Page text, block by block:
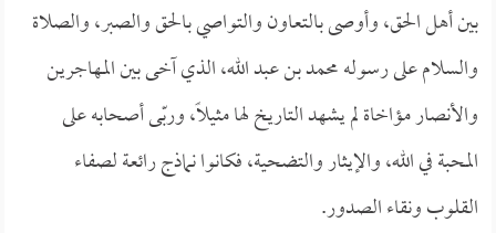
بين أهل الحق، وأوصى بالتعاون والتواصي بالحق والصبر، والصلاة
والسلام على رسوله محمد بن عبد الله، الذي آخى بين المهاجرين
والأنصار مؤاخاة لم يشهد التاريخ لها مثيلاً، وربّى أصحابه على
المحبة في الله، والإيثار والتضحية، فكانوا نماذج رائعة لصفاء
القلوب ونقاء الصدور.